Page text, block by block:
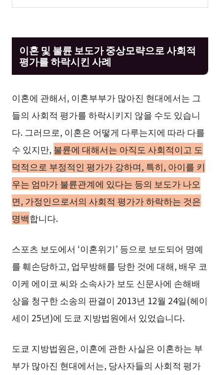
이혼 및 불륜 보도가 중상모략으로 사회적
평가를 하락시킨 사례
이혼에 관해서, 이혼부부가 많아진 현대에서는 그
들의 사회적 평가를 하락시키지 않을 수도 있습니
다. 그러므로, 이혼은 어떻게 다루는지에 따라 다를
수 있지만, 불륜에 대해서는 아직도 사회적이고 도
덕적으로 부정적인 평가가 강하며, 특히, 아이를 키
우는 엄마가 불륜관계에 있다는 등의 보도가 나오
면, 가정인으로서의 사회적 평가가 하락하는 것은
명백합니다.
스포츠 보도에서 ‘이혼위기’ 등으로 보도되어 명예
를 훼손당하고, 업무방해를 당한 것에 대해, 배우 코
이케 에이코 씨와 소속사가 보도 신문사에 손해배
상을 청구한 소송의 판결이 2013년 12월 24일(헤이
세이 25년)에 도쿄 지방법원에서 있었습니다.
도쿄 지방법원은, 이혼에 관한 사실은 이혼하는 부
부가 많아진 현대에서는, 당사자들의 사회적 평가